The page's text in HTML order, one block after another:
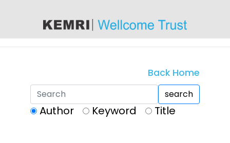
Back Home
search
Author Keyword Title